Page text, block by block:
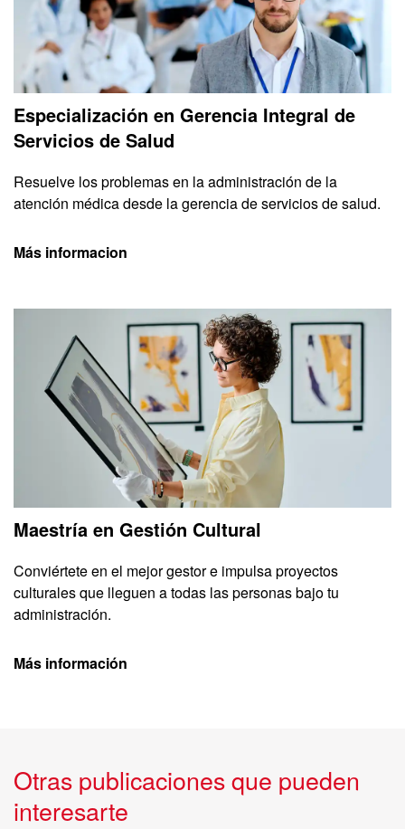
Especialización en Gerencia Integral de
Servicios de Salud
Resuelve los problemas en la administración de la
atención médica desde la gerencia de servicios de salud.
Más informacion
Maestría en Gestión Cultural
Conviértete en el mejor gestor e impulsa proyectos
culturales que lleguen a todas las personas bajo tu
administración.
Más información
Otras publicaciones que pueden
interesarte